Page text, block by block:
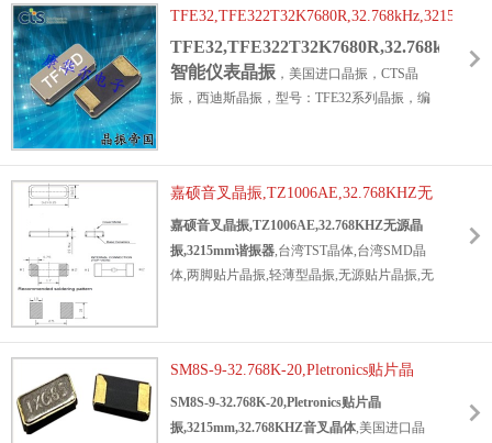
信息娱乐系统，工业控制设备，M2M通信晶
脚贴片晶振，无源晶振，石英晶振，石英晶体
谐振器，CTS TFE32系列设计为低功率微控制
器，需要实时时钟参考，ESR为50k欧姆。应
用程序：实时时钟参考，低功耗FPGA和
智能仪表，商业和工业应用。
智能仪表晶振
智能仪表晶振 ，美国进口晶振，CTS晶
振，西迪斯晶振，型号：TFE32系列晶振，编
容：6pF，小体积晶振尺寸：3.2x1.5mm，两
脚贴片晶振，无源晶振，石英晶振，石英晶体
谐振器，CTS TFE32系列设计为低功率微控制
器，需要实时时钟参考，ESR为50k欧姆。应
用程序：实时时钟参考，低功耗FPGA和
智能仪表，商业和工业应用。
嘉硕音叉晶振,TZ1006AE,32.768KHZ无
源晶振,3215mm谐振器
嘉硕音叉晶振,TZ1006AE,32.768KHZ无源晶
振,3215mm谐振器,台湾TST晶体,台湾SMD晶
体,两脚贴片晶振,轻薄型晶振,无源贴片晶振,无
振,低耗能晶振,通信装置晶振,智能手表晶振,数
字显示晶振,无线应用晶体.
SM8S-9-32.768K-20,Pletronics贴片晶
振,3215mm,32.768KHZ音叉晶体
SM8S-9-32.768K-20,Pletronics贴片晶
振,3215mm,32.768KHZ音叉晶体,美国进口晶